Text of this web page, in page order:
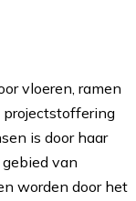
vloeren, ramen
is door haar
van
worden door het